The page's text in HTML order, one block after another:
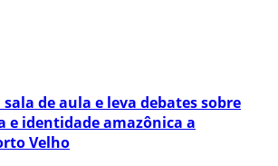
de aula e leva debates sobre
e identidade amazônica a
Velho